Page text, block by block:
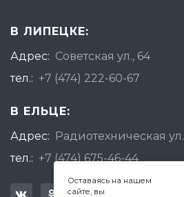
В ЛИПЕЦКЕ:
Адрес: Советская ул., 64
тел.: +7 (474) 222-60-67
В ЕЛЬЦЕ:
Адрес: Радиотехническая
тел.: +7 (474) 675-46-44
Оставаясь на нашем
сайте, вы